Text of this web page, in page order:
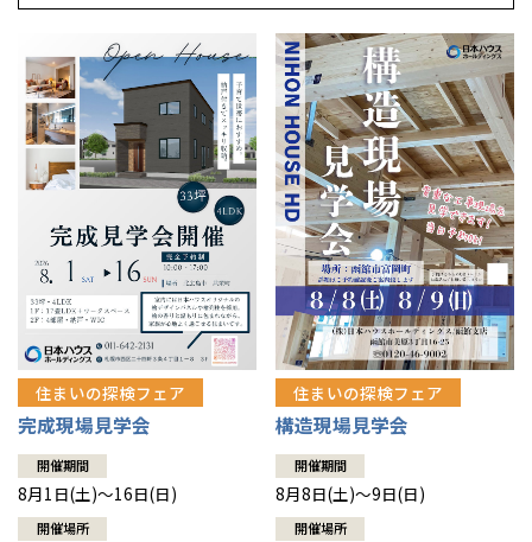
感謝訪問・長期保証
直営工事
1メーターモジュール
冷暖房標準装備
24時間対応コールセンター
デザイン賞各種受賞
セントラルヒーティング
理想の木材「檜」
平屋の家
外観・インテリア集
暮らし方提案
住まいのコラム
住まいのお手入れ集
選ばれる理由
リフォームの流れ
介護保険利用で快適リフォーム
賃貸併用住宅のメリット
安心のサポートシステム
展示場案内
分譲住宅・土地
分譲マンション
分譲マンション トップ
ワザックとは
高い信頼性
安心の管理体制
ギャラリー
会社情報
会社情報 トップ
ニュースリリース
代表ごあいさつ
企業理念
お問い合わせ
会員サイト
住まいの探検フェア
完成現場見学会
開催期間
8月1日(土)～16日(日)
開催場所
住まいの探検フェア
構造現場見学会
開催期間
8月8日(土)～9日(日)
開催場所